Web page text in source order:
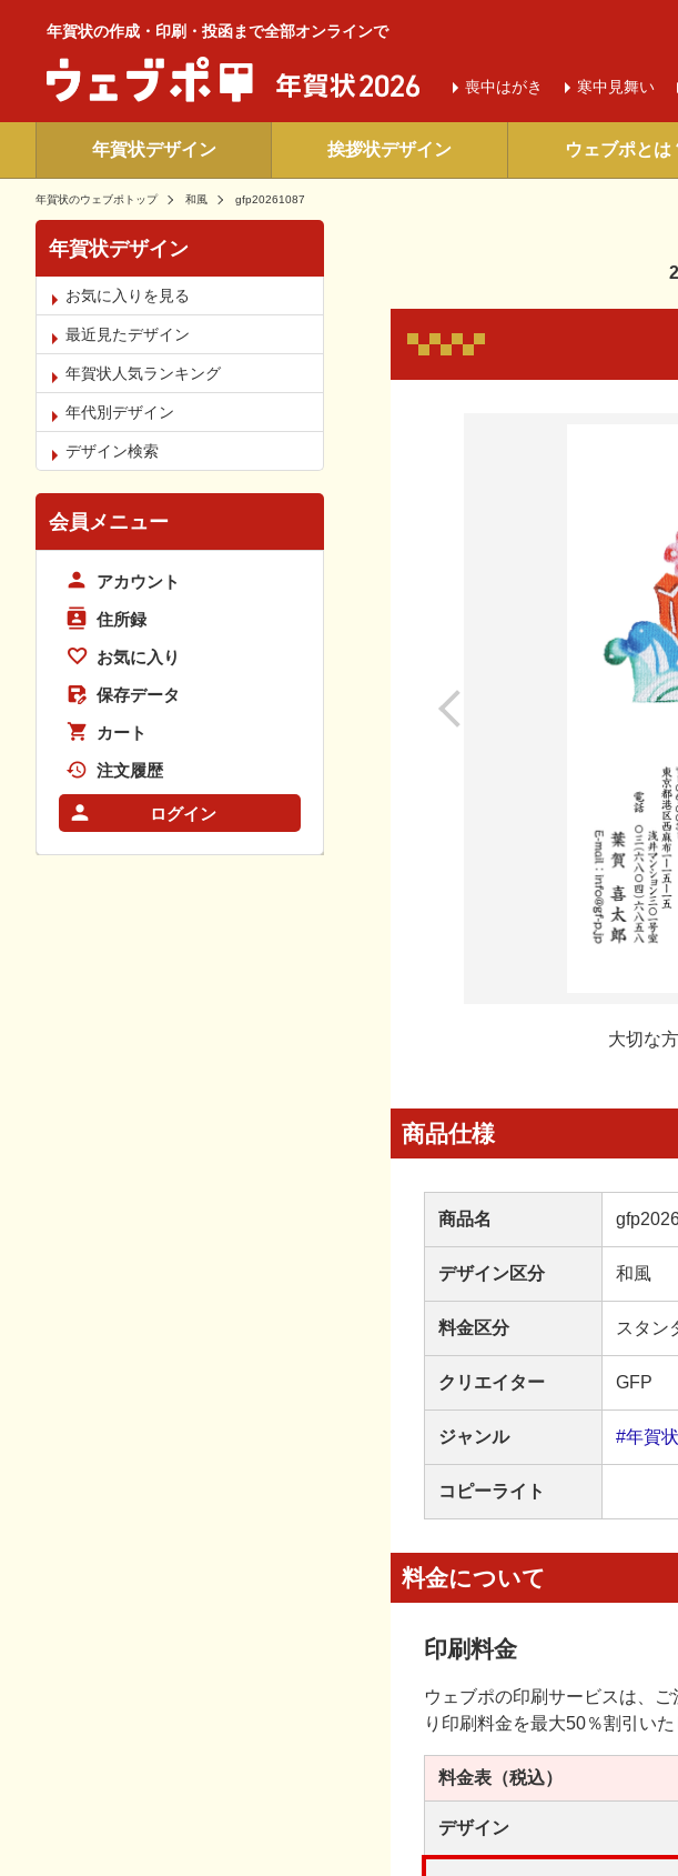
年賀状の作成・印刷・投函まで全部オンラインで
喪中はがき 寒中 見舞い
年賀状デザイン 挨拶状デザイン ウェブポとは
年賀状のウェブポトップ 和風 gfp20261087
大切な
商品仕様
商品名
デザイン区分 和風
料金区分 スタン
クリエイター GFP
ジャンル #年賀状
コピーライト
料金について
印刷料金
ウェブポの印刷サービスは、
り印刷料金を最大50％割引いた
料金表 （税込）
デザイン
年賀状デザイン
お気に入りを見る
最近見たデザイン
年賀状人気ランキング
年代別デザイン
デザイン検索
会員メニュー
アカウント
住所録
お気に入り
保存データ
カート
注文履歴
ログイン